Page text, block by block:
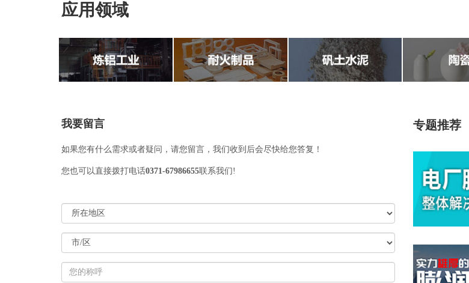
应用领域
我要留言
如果您有什么需求或者疑问，请您留言，我们收到后会尽快给您答复！
您也可以直接拨打电话0371-67986655联系我们!
专题推荐